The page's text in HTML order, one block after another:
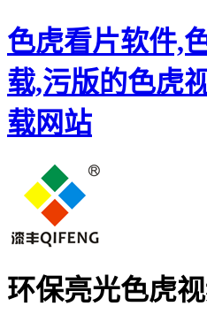
色虎看片软件,
载,污版的色虎
载网站
环保亮光色虎